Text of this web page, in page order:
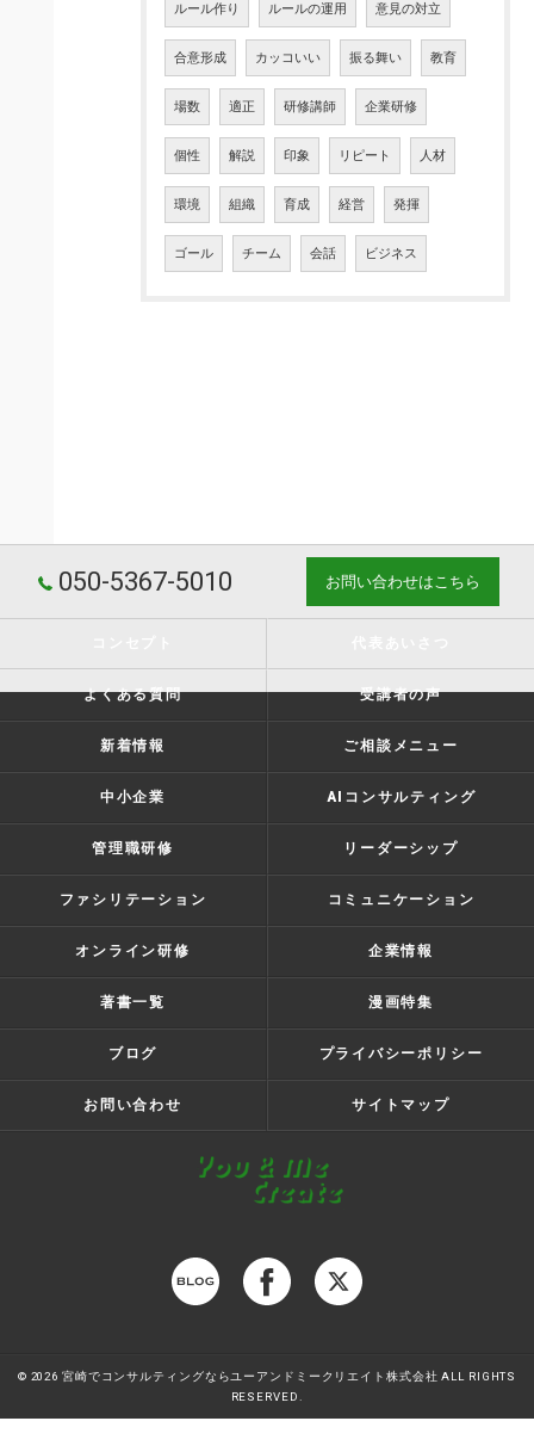
ルール作り ルールの運用 意見の対立
合意形成 カッコいい 振る舞い 教育
場数 適正 研修講師 企業研修
個性 解説 印象 リピート 人材
環境 組織 育成 経営 発揮
ゴール チーム 会話 ビジネス
050-5367-5010 お問い合わせはこちら
よくある質問 受講者の声
新着情報 ご相談メニュー
中小企業 AIコンサルティング
管理職研修 リーダーシップ
ファシリテーション コミュニケーション
オンライン研修 企業情報
著書一覧 漫画特集
ブログ プライバシーポリシー
お問い合わせ サイトマップ
© 2026 宮崎でコンサルティングならユーアンドミークリエイト株式会社 ALL RIGHTS
RESERVED.